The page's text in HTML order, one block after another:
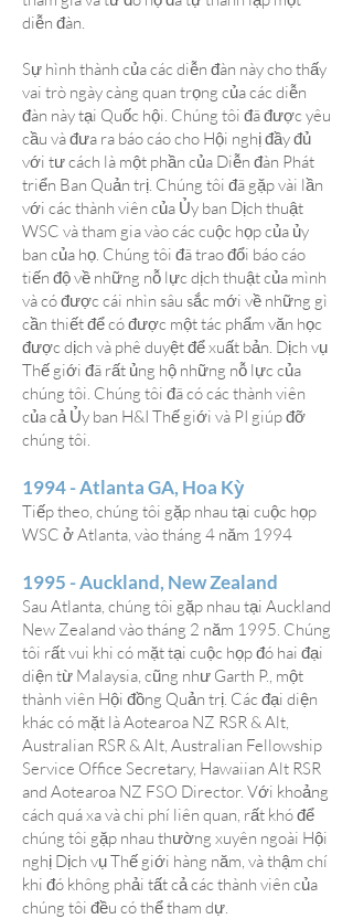
diễn đàn.
Sự hình thành của các diễn đàn này cho thấy
vai trò ngày càng quan trọng của các diễn
đàn này tại Quốc hội. Chúng tôi đã được yêu
cầu và đưa ra báo cáo cho Hội nghị đầy đủ
với tư cách là một phần của Diễn đàn Phát
triển Ban Quản trị. Chúng tôi đã gặp vài lần
với các thành viên của Ủy ban Dịch thuật
WSC và tham gia vào các cuộc họp của ủy
ban của họ. Chúng tôi đã trao đổi báo cáo
tiến độ về những nỗ lực dịch thuật của mình
và có được cái nhìn sâu sắc mới về những gì
cần thiết để có được một tác phẩm văn học
được dịch và phê duyệt để xuất bản. Dịch vụ
Thế giới đã rất ủng hộ những nỗ lực của
chúng tôi. Chúng tôi đã có các thành viên
của cả Ủy ban H&I Thế giới và PI giúp đỡ
chúng tôi.
1994 - Atlanta GA, Hoa Kỳ
Tiếp theo, chúng tôi gặp nhau tại cuộc họp
WSC ở Atlanta, vào tháng 4 năm 1994
1995 - Auckland, New Zealand
Sau Atlanta, chúng tôi gặp nhau tại Auckland
New Zealand vào tháng 2 năm 1995. Chúng
tôi rất vui khi có mặt tại cuộc họp đó hai đại
diện từ Malaysia, cũng như Garth P., một
thành viên Hội đồng Quản trị. Các đại diện
khác có mặt là Aotearoa NZ RSR & Alt,
Australian RSR & Alt, Australian Fellowship
Service Office Secretary, Hawaiian Alt RSR
and Aotearoa NZ FSO Director. Với khoảng
cách quá xa và chi phí liên quan, rất khó để
chúng tôi gặp nhau thường xuyên ngoài Hội
nghị Dịch vụ Thế giới hàng năm, và thậm chí
khi đó không phải tất cả các thành viên của
chúng tôi đều có thể tham dự.